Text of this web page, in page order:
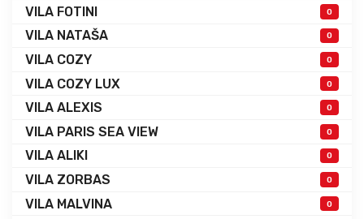
VILA FOTINI 0
VILA NATAŠA 0
VILA COZY 0
VILA COZY LUX 0
VILA ALEXIS 0
VILA PARIS SEA VIEW 0
VILA ALIKI 0
VILA ZORBAS 0
VILA MALVINA 0